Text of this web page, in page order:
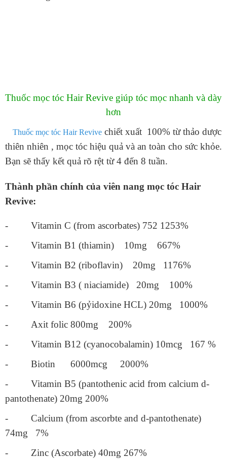
Thuốc mọc tóc Hair Revive giúp tóc mọc nhanh và dày
hơn
Thuốc mọc tóc Hair Revive chiết xuất 100% từ thảo dược
thiên nhiên , mọc tóc hiệu quả và an toàn cho sức khỏe.
Bạn sẽ thấy kết quả rõ rệt từ 4 đến 8 tuần.
Thành phần chính của viên nang mọc tóc Hair
Revive:
- Vitamin C (from ascorbates) 752 1253%
- Vitamin B1 (thiamin) 10mg 667%
- Vitamin B2 (riboflavin) 20mg 1176%
- Vitamin B3 ( niaciamide) 20mg 100%
- Vitamin B6 (pỷidoxine HCL) 20mg 1000%
- Axit folic 800mg 200%
- Vitamin B12 (cyanocobalamin) 10mcg 167 %
- Biotin 6000mcg 2000%
- Vitamin B5 (pantothenic acid from calcium d-
pantothenate) 20mg 200%
- Calcium (from ascorbte and d-pantothenate)
74mg 7%
- Zinc (Ascorbate) 40mg 267%